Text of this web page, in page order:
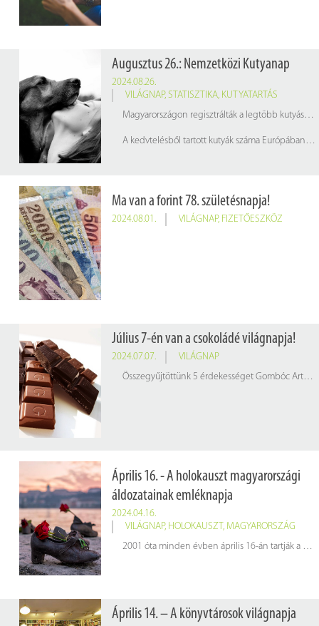
Augusztus 26.: Nemzetközi Kutyanap
2024.08.26.
VILÁGNAP, STATISZTIKA, KUTYATARTÁS
Magyarországon regisztrálták a legtöbb kutyás háztartást, ahol a háztartások 50%-ában van kutya. A második helyen Lengyelország áll, ahol a háztartások 49% -a legalább egy kutyával rendelkezik.
A kedvtelésből tartott kutyák száma Európában körülbelül 106 millió.
Ma van a forint 78. születésnapja!
2024.08.01. VILÁGNAP, FIZETŐESZKÖZ
Július 7-én van a csokoládé világnapja!
2024.07.07.
VILÁGNAP
Összegyűjtöttünk 5 érdekességet Gombóc Artúr kedvenc édességéről, amit az alábbi infografikán lehet elolvasni!
Április 16. - A holokauszt magyarországi
áldozatainak emléknapja
2024.04.16.
VILÁGNAP, HOLOKAUSZT, MAGYARORSZÁG
2001 óta minden évben április 16-án tartják a holokauszt magyarországi áldozatainak emléknapját, arra emlékezve, hogy 1944-ben ezen a napon kezdődött a hazai zsidóság gettóba zárása.
Április 14. – A könyvtárosok világnapja